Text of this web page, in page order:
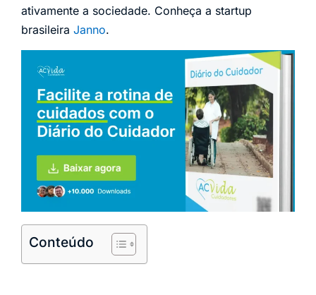
ativamente a sociedade. Conheça a startup
brasileira Janno.
Conteúdo